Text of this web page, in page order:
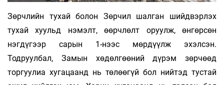
Зөрчлийн тухай болон Зөрчил шалган шийдвэрлэх
тухай хуульд нэмэлт, өөрчлөлт оруулж, өнгөрсөн
нэгдүгээр сарын 1-нээс мөрдүүлж эхэлсэн.
Тодруулбал, Замын хөдөлгөөний дүрэм зөрчөөд
торгуулиа хугацаанд нь төлөөгүй бол нийтэд тустай